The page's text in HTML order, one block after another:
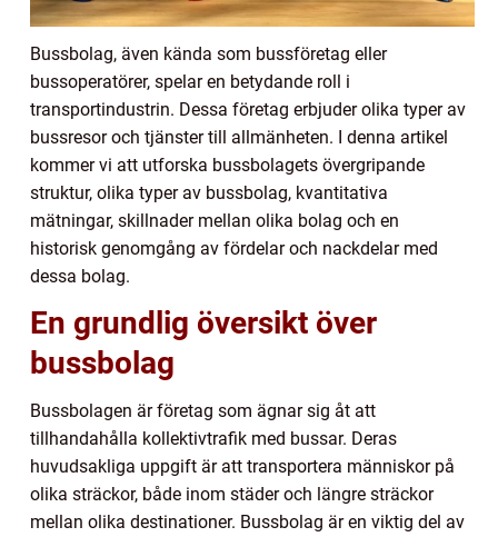
Bussbolag, även kända som bussföretag eller
bussoperatörer, spelar en betydande roll i
transportindustrin. Dessa företag erbjuder olika typer av
bussresor och tjänster till allmänheten. I denna artikel
kommer vi att utforska bussbolagets övergripande
struktur, olika typer av bussbolag, kvantitativa
mätningar, skillnader mellan olika bolag och en
historisk genomgång av fördelar och nackdelar med
dessa bolag.
En grundlig översikt över
bussbolag
Bussbolagen är företag som ägnar sig åt att
tillhandahålla kollektivtrafik med bussar. Deras
huvudsakliga uppgift är att transportera människor på
olika sträckor, både inom städer och längre sträckor
mellan olika destinationer. Bussbolag är en viktig del av